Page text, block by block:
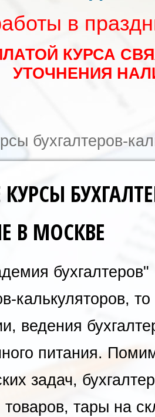
в
КУРСА
УТОЧНЕНИЯ
бухгалтеров-
В МОСКВЕ
калькуляторов,
ведения
питания.
задач,
товаров, тары на